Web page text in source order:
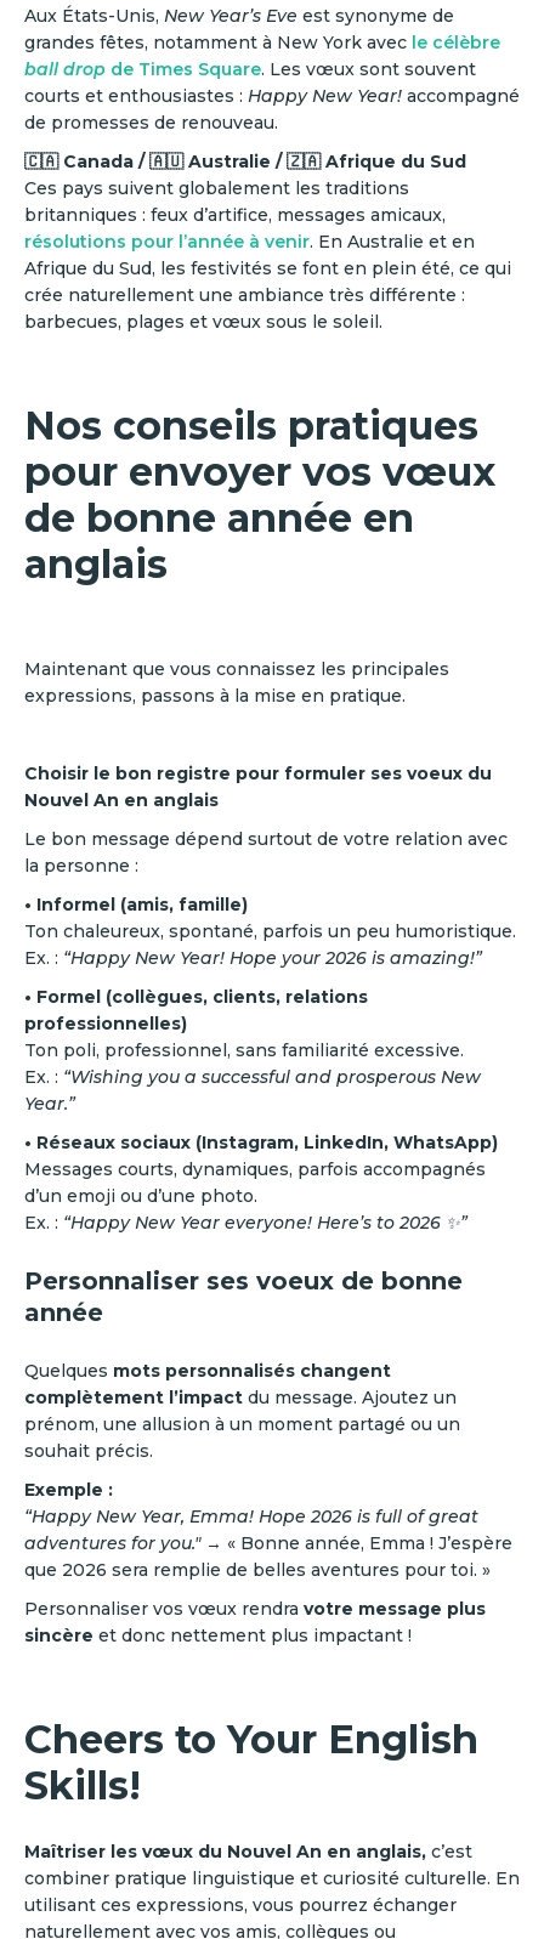
Aux États-Unis, New Year’s Eve est synonyme de
grandes fêtes, notamment à New York avec le célèbre
ball drop de Times Square. Les vœux sont souvent
courts et enthousiastes : Happy New Year! accompagné
de promesses de renouveau.
🇨🇦 Canada / 🇦🇺 Australie / 🇿🇦 Afrique du Sud
Ces pays suivent globalement les traditions
britanniques : feux d’artifice, messages amicaux,
résolutions pour l’année à venir. En Australie et en
Afrique du Sud, les festivités se font en plein été, ce qui
crée naturellement une ambiance très différente :
barbecues, plages et vœux sous le soleil.
Nos conseils pratiques
pour envoyer vos vœux
de bonne année en
anglais
Maintenant que vous connaissez les principales
expressions, passons à la mise en pratique.
Choisir le bon registre pour formuler ses voeux du
Nouvel An en anglais
Le bon message dépend surtout de votre relation avec
la personne :
• Informel (amis, famille)
Ton chaleureux, spontané, parfois un peu humoristique.
Ex. : “Happy New Year! Hope your 2026 is amazing!”
• Formel (collègues, clients, relations
professionnelles)
Ton poli, professionnel, sans familiarité excessive.
Ex. : “Wishing you a successful and prosperous New
Year.”
• Réseaux sociaux (Instagram, LinkedIn, WhatsApp)
Messages courts, dynamiques, parfois accompagnés
d’un emoji ou d’une photo.
Ex. : “Happy New Year everyone! Here’s to 2026 ✨”
Personnaliser ses voeux de bonne
année
Quelques mots personnalisés changent
complètement l’impact du message. Ajoutez un
prénom, une allusion à un moment partagé ou un
souhait précis.
Exemple :
“Happy New Year, Emma! Hope 2026 is full of great
adventures for you."→ « Bonne année, Emma ! J’espère
que 2026 sera remplie de belles aventures pour toi. »
Personnaliser vos vœux rendra votre message plus
sincère et donc nettement plus impactant !
Cheers to Your English
Skills!
Maîtriser les vœux du Nouvel An en anglais, c’est
combiner pratique linguistique et curiosité culturelle. En
utilisant ces expressions, vous pourrez échanger
naturellement avec vos amis, collègues ou